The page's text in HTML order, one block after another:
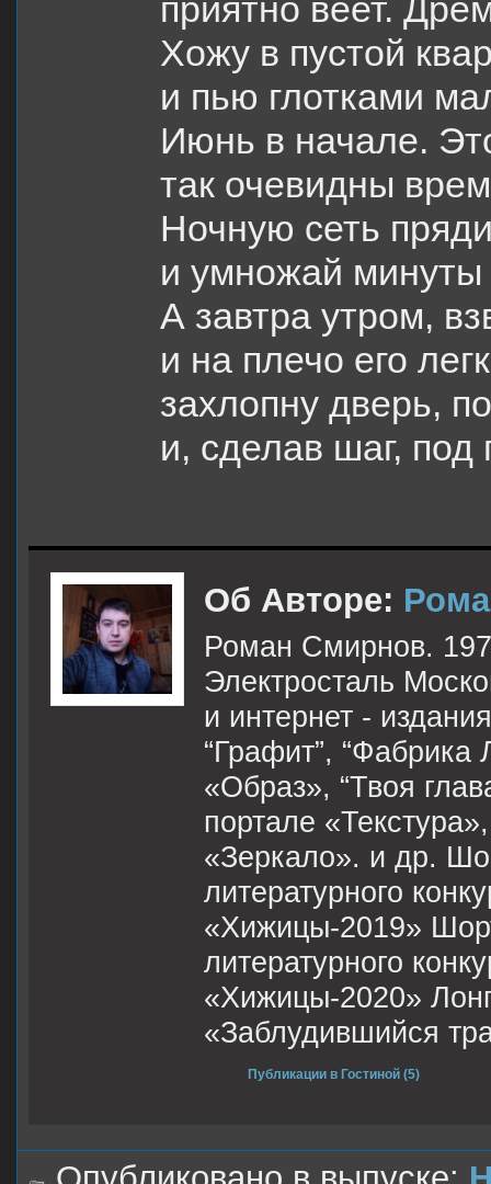
приятно веет.
Хожу в пустой
и пью глотками
Июнь в начале.
так очевидны
Ночную сеть
и умножай минуты
А завтра утром,
и на плечо его
захлопну дверь,
и, сделав шаг, под
Об Авторе:
Роман Смирнов.
Электросталь
и интернет -
“Графит”, “Фабрика
«Образ», “Твоя
портале
«Зеркало». и др.
литературного
«Хижицы-2019»
литературного
«Хижицы-2020»
«Заблудившийся
Публикации в Гостиной (5)